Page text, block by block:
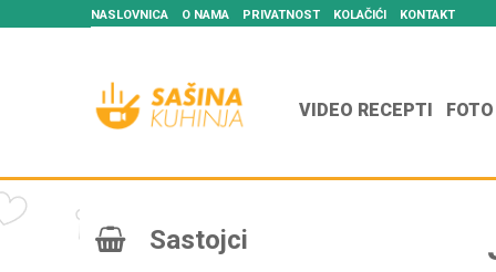
NASLOVNICA O NAMA PRIVATNOST KOLAČIĆI KONTAKT
VIDEO RECEPTI
Sastojci